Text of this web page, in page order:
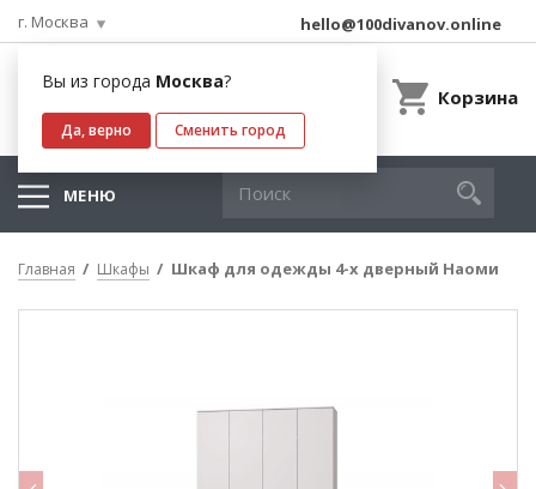
г. Москва
Вы из города Москва?
Да, верно Сменить город
hello@100divanov.online
Корзина
МЕНЮ
Главная Шкафы Шкаф для одежды 4-х дверный Наоми